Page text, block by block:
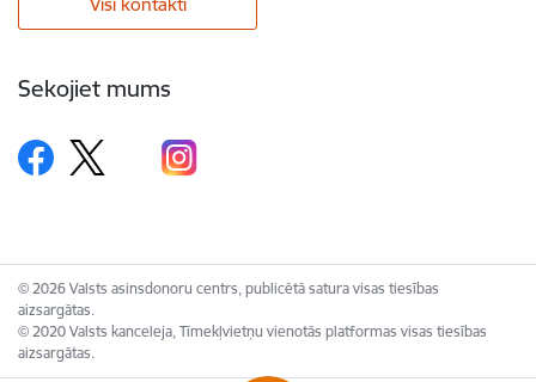
Visi kontakti
Sekojiet mums
© 2026 Valsts asinsdonoru centrs, publicētā satura visas tiesības
aizsargātas.
© 2020 Valsts kanceleja, Tīmekļvietņu vienotās platformas visas tiesības
aizsargātas.